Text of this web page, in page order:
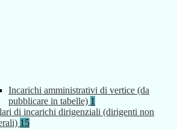
Incarichi amministrativi di vertice (da
pubblicare in tabelle) 1
di incarichi dirigenziali (dirigenti non
15